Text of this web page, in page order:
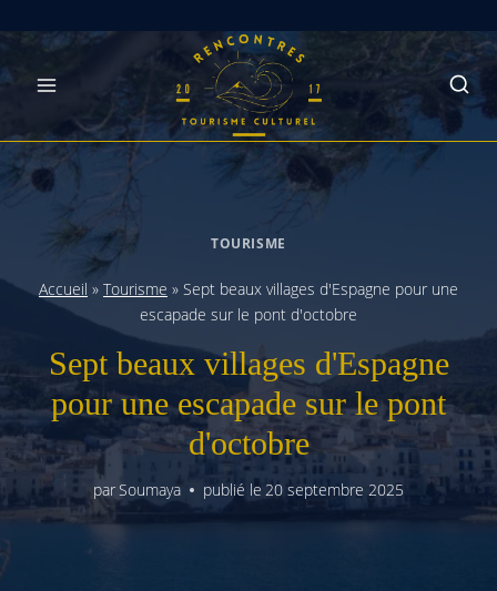
Skip
to
TOURISME
Accueil » Tourisme » Sept beaux villages d'Espagne pour une
escapade sur le pont d'octobre
Sept beaux villages d'Espagne
pour une escapade sur le pont
d'octobre
parSoumaya publié le 20 septembre 2025